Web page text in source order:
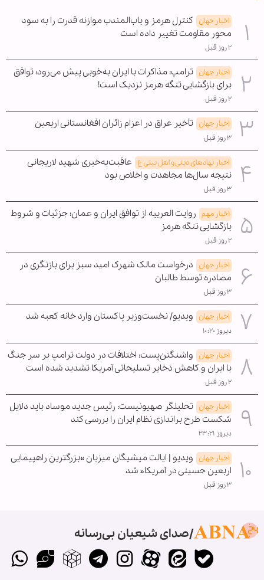
اخبار جهان کنترل هرمز و باب‌المندب موازنه قدرت را به سود
محور مقاومت تغییر داده است
۲ روز قبل
اخبار جهان ترامپ: مذاکرات با ایران به‌خوبی پیش می‌رود؛ توافق
برای بازگشایی تنگه هرمز نزدیک است!
۲ روز قبل
اخبار جهان تأخیر عراق در اعزام زائران افغانستانی اربعین
۳ روز قبل
اخبار نهادهای دینی و اهل بیتی ع عاقبت‌به‌خیری شهید لاریجانی
نتیجه سال‌ها مجاهدت و اخلاص بود
۳ روز قبل
اخبار مهم روایت العربیه از توافق ایران و عمان؛ جزئیات و شروط
بازگشایی تنگه هرمز
۲ روز قبل
اخبار جهان درخواست مالک شهرک امید سبز برای بازنگری در
مصادره توسط طالبان
۳ روز قبل
اخبار جهان ویدیو/ نخست‌وزیر پاکستان وارد خانه کعبه شد
دیروز ۱۰:۲۰
اخبار جهان واشنگتن‌پست: اختلافات در دولت ترامپ بر سر جنگ
با ایران و کاهش ذخایر تسلیحاتی آمریکا تشدید شده است
۲ روز قبل
اخبار جهان تحلیلگر صهیونیست: رئیس جدید موساد باید دلایل
شکست طرح براندازی نظام ایران را بررسی کند
دیروز ۲۳:۲۱
اخبار جهان ویدیو | ایالت میشیگان میزبان »بزرگترین راهپیمایی
اربعین حسینی در آمریکا« شد
۳ روز قبل
صدای شیعیان بی‌رسانه